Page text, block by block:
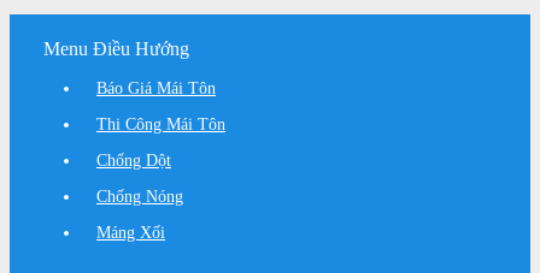
Menu Điều Hướng
Báo Giá Mái Tôn
Thi Công Mái Tôn
Chống Dột
Chống Nóng
Máng Xối